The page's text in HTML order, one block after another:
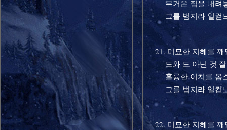
무거운 짐을 내려
그를 범지라 일컫
21. 미묘한 지혜를 깨
도와 도 아닌 것 잘
훌륭한 이치를 몸소
그를 범지라 일컫
22. 미묘한 지혜를 깨